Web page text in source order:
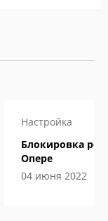
Настройка
Блокировка
Опере
04 июня 2022